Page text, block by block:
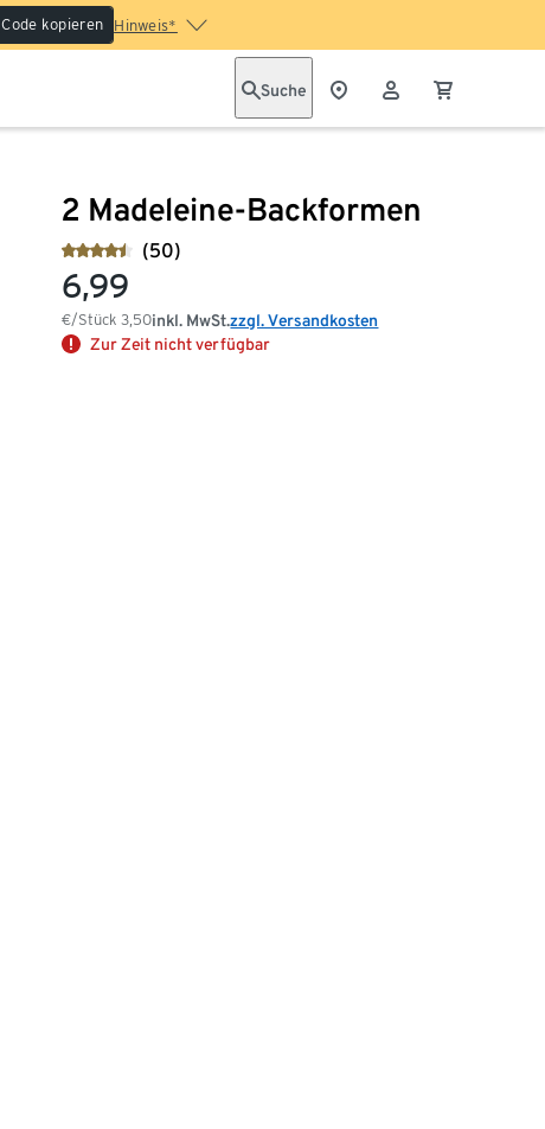
Code kopieren Hinweis*
Suche
2 Madeleine-Backformen
(50)
6,99
€/Stück3,50inkl. MwSt.zzgl. Versandkosten
Zur Zeit nicht verfügbar